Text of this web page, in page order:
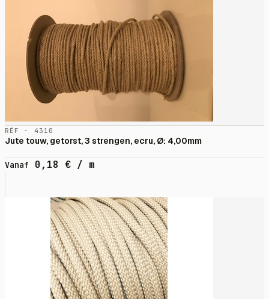
RÉF · 4310
Jute touw, getorst, 3 strengen, ecru, Ø: 4,00mm
Vanaf 0,18 € / m